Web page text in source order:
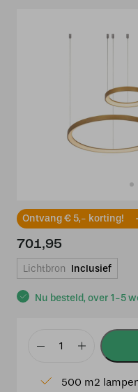
Ontvang € 5,- korting!
Nu besteld, over 1-5
701,95
Lichtbron Inclusief
Lucide
500 m2